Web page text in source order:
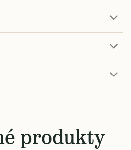
produkty